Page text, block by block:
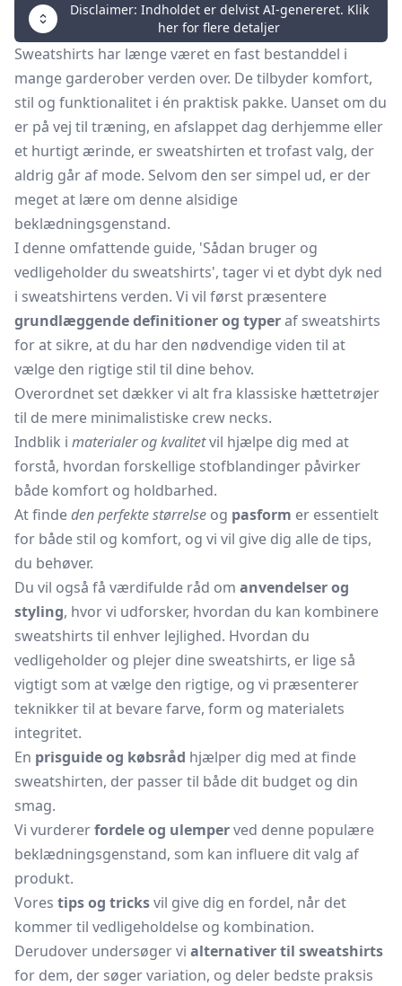
Disclaimer: Indholdet er delvist AI-genereret. Klik
her for flere detaljer
Sweatshirts har længe været en fast bestanddel i
mange garderober verden over. De tilbyder komfort,
stil og funktionalitet i én praktisk pakke. Uanset om du
er på vej til træning, en afslappet dag derhjemme eller
et hurtigt ærinde, er sweatshirten et trofast valg, der
aldrig går af mode. Selvom den ser simpel ud, er der
meget at lære om denne alsidige
beklædningsgenstand.
I denne omfattende guide, 'Sådan bruger og
vedligeholder du sweatshirts', tager vi et dybt dyk ned
i sweatshirtens verden. Vi vil først præsentere
grundlæggende definitioner og typeraf sweatshirts
for at sikre, at du har den nødvendige viden til at
vælge den rigtige stil til dine behov.
Overordnet set dækker vi alt fra klassiske hættetrøjer
til de mere minimalistiske crew necks.
Indblik i materialer og kvalitetvil hjælpe dig med at
forstå, hvordan forskellige stofblandinger påvirker
både komfort og holdbarhed.
At findeden perfekte størrelse og pasform er essentielt
for både stil og komfort, og vi vil give dig alle de tips,
du behøver.
Du vil også få værdifulde råd om anvendelser og
styling, hvor vi udforsker, hvordan du kan kombinere
sweatshirts til enhver lejlighed. Hvordan du
vedligeholder og plejer dine sweatshirts, er lige så
vigtigt som at vælge den rigtige, og vi præsenterer
teknikker til at bevare farve, form og materialets
integritet.
En prisguide og købsråd hjælper dig med at finde
sweatshirten, der passer til både dit budget og din
smag.
Vi vurdererfordele og ulemperved denne populære
beklædningsgenstand, som kan influere dit valg af
produkt.
Vores tips og tricksvil give dig en fordel, når det
kommer til vedligeholdelse og kombination.
Derudover undersøger vi alternativer til sweatshirts
for dem, der søger variation, og deler bedste praksis